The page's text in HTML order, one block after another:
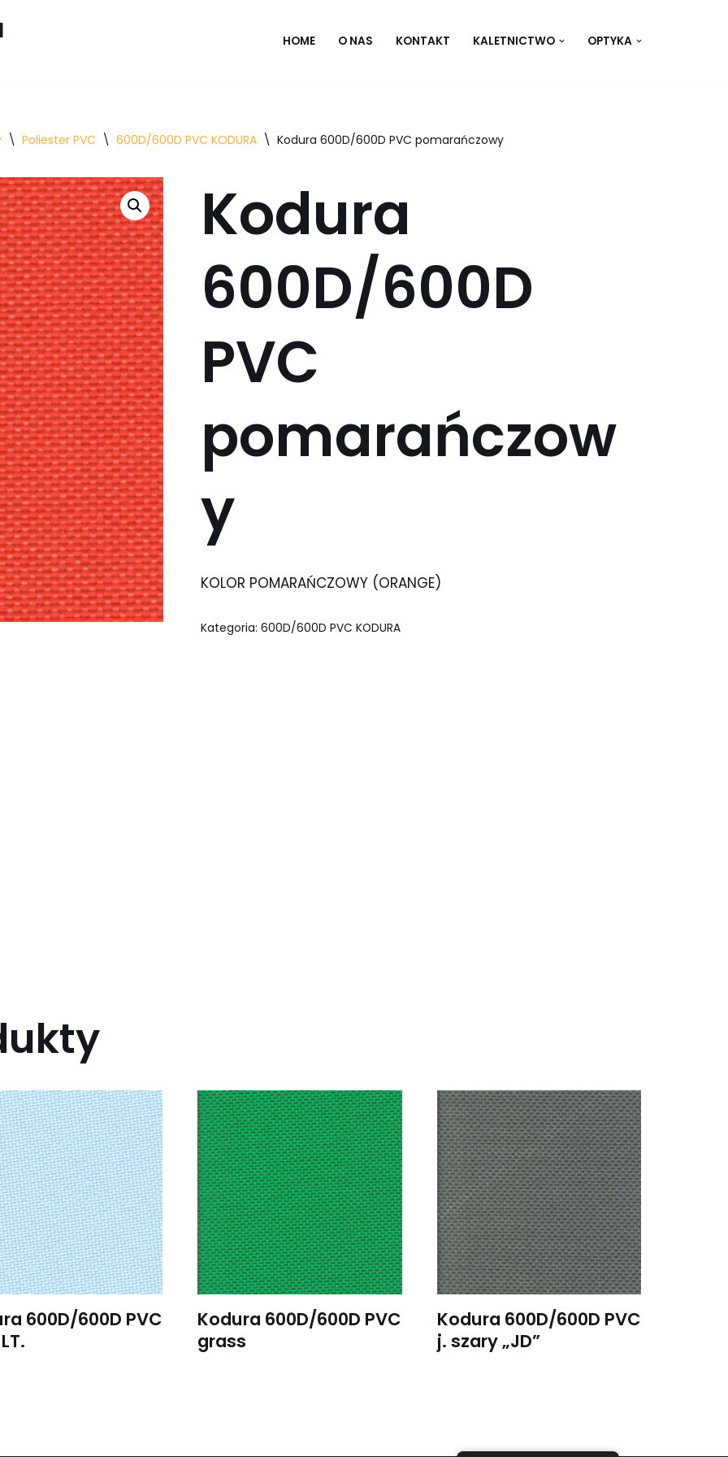
HOME O NAS KONTAKT KALETNICTWO OPTYKA
\ Poliester PVC \ 600D/600D PVC KODURA \ Kodura 600D/600D PVC pomarańczowy
Kodura
600D/600D
PVC
pomarańczow
y
KOLOR POMARAŃCZOWY (ORANGE)
Kategoria: 600D/600D PVC KODURA
600D/600D PVC
Kodura 600D/600D PVC
grass
Kodura 600D/600D PVC
j. szary „JD”